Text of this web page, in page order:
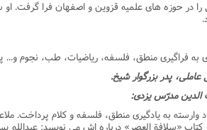
را در حوزه هاى علمیه قزوین و اصفهان فرا گرفت. او
به فراگیرى منطق، فلسفه، ریاضیات، طب، نجوم و...
وارسته به یادگیرى منطق، فلسفه و کلام پرداخت.
کتاب «سلافة العصر» درباره اش مى نویسد: عبدالله